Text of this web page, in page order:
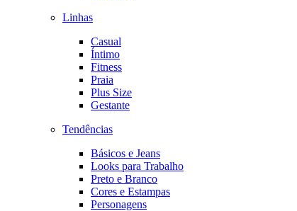
Linhas
Casual
Íntimo
Fitness
Praia
Plus Size
Gestante
Tendências
Básicos e Jeans
Looks para Trabalho
Preto e Branco
Cores e Estampas
Personagens